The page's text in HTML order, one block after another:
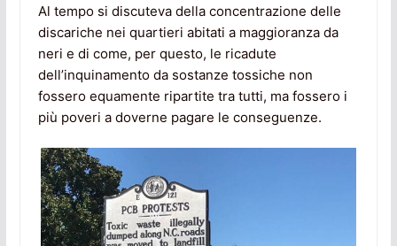
Al tempo si discuteva della concentrazione delle
discariche nei quartieri abitati a maggioranza da
neri e di come, per questo, le ricadute
dell’inquinamento da sostanze tossiche non
fossero equamente ripartite tra tutti, ma fossero i
più poveri a doverne pagare le conseguenze.